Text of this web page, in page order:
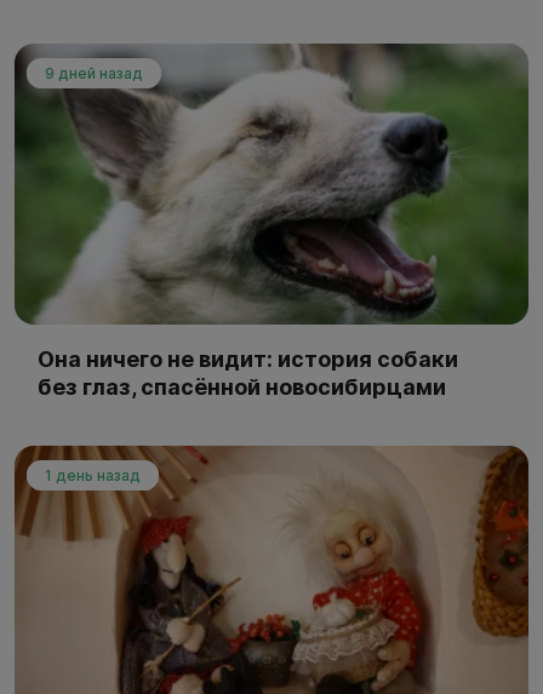
9 дней назад
Она ничего не видит: история собаки
без глаз, спасённой новосибирцами
1 день назад